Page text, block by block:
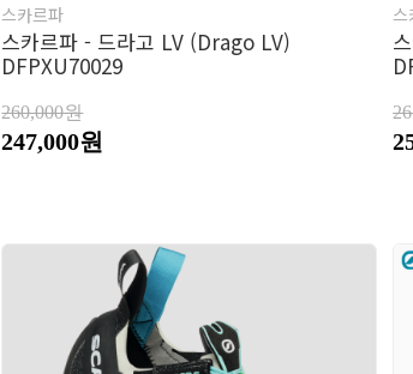
스카르파
스카르파 - 드라고 LV (Drago LV)
DFPXU70029
260,000원
247,000원
스